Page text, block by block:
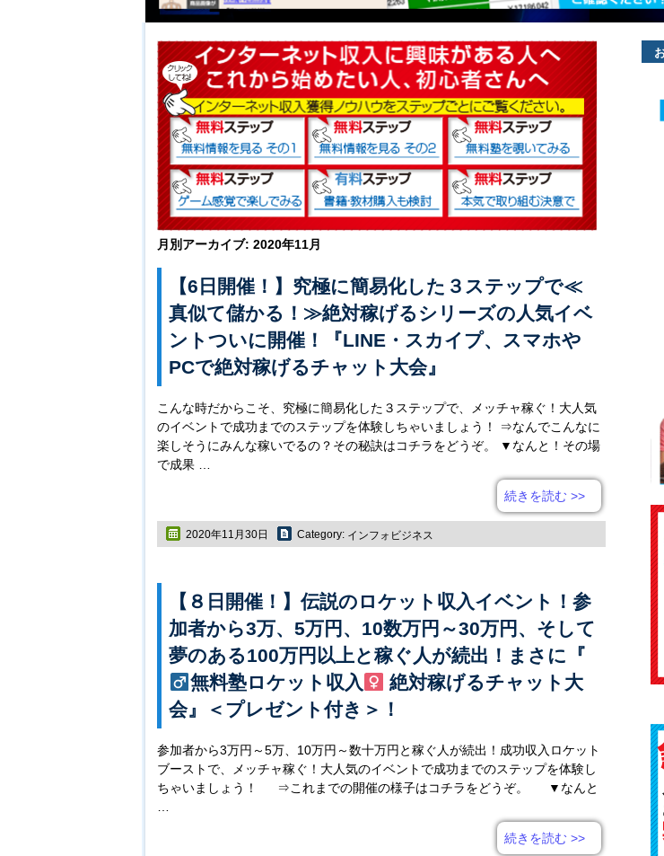
月別アーカイブ: 2020年11月
【6日開催！】究極に簡易化した３ステップで≪
真似て儲かる！≫絶対稼げるシリーズの人気イベ
ントついに開催！『LINE・スカイプ、スマホや
PCで絶対稼げるチャット大会』
こんな時だからこそ、究極に簡易化した３ステップで、メッチャ稼ぐ！大人気
のイベントで成功までのステップを体験しちゃいましょう！ ⇒なんでこんなに
楽しそうにみんな稼いでるの？その秘訣はコチラをどうぞ。 ▼なんと！その場
で成果 …
続きを読む >>
2020年11月30日 Category: インフォビジネス
【８日開催！】伝説のロケット収入イベント！参
加者から3万、5万円、10数万円～30万円、そして
夢のある100万円以上と稼ぐ人が続出！まさに『
無料塾ロケット収入
絶対稼げるチャット大
会』＜プレゼント付き＞！
参加者から3万円～5万、10万円～数十万円と稼ぐ人が続出！成功収入ロケット
ブーストで、メッチャ稼ぐ！大人気のイベントで成功までのステップを体験し
ちゃいましょう！ ⇒これまでの開催の様子はコチラをどうぞ。 ▼なんと
…
続きを読む >>